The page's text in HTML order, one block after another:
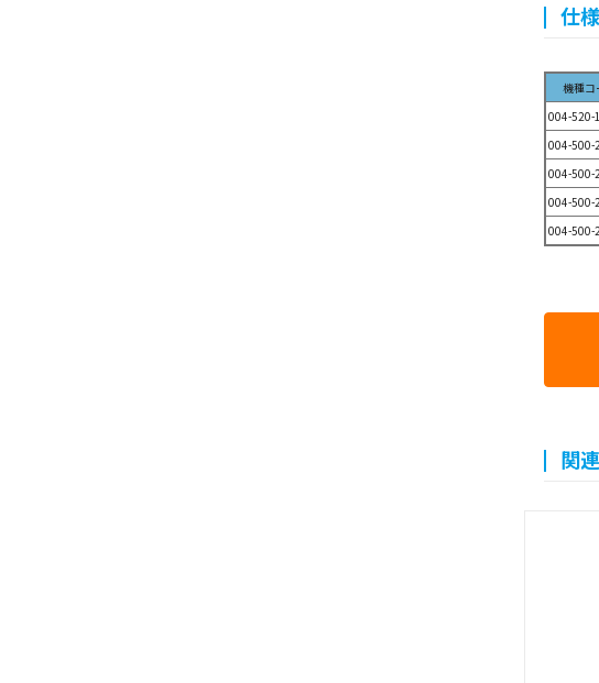
仕様
機種コ
004-520-
004-500-
004-500-
004-500-
004-500-
関